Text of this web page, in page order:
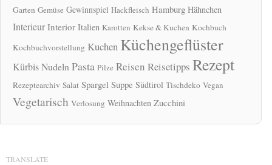
Garten Gemüse Gewinnspiel Hackfleisch Hamburg Hähnchen
Interieur Interior Italien Karotten Kekse & Kuchen Kochbuch
Kochbuchvorstellung Kuchen Küchengeflüster
KürbisNudeln Pasta Pilze Reisen Reisetipps Rezept
Rezeptearchiv Salat Spargel Suppe Südtirol Tischdeko Vegan
Vegetarisch Verlosung Weihnachten Zucchini
TRANSLATE